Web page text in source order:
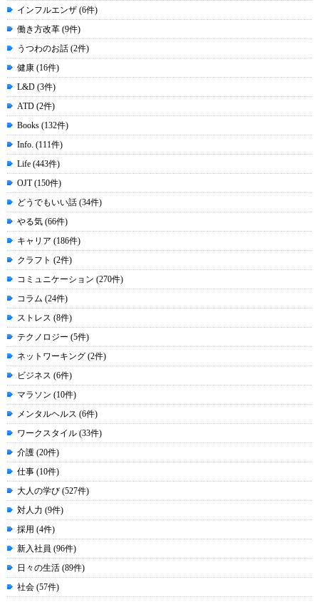
インフルエンザ (6件)
働き方改革 (9件)
うつわのお話 (2件)
健康 (16件)
L&D (3件)
ATD (2件)
Books (132件)
Info. (111件)
Life (443件)
OJT (150件)
どうでもいい話 (34件)
やる気 (66件)
キャリア (186件)
クラフト (2件)
コミュニケーション (270件)
コラム (24件)
ストレス (8件)
テクノロジー (5件)
ネットワーキング (2件)
ビジネス (6件)
マラソン (10件)
メンタルヘルス (6件)
ワークスタイル (33件)
介護 (20件)
仕事 (10件)
大人の学び (527件)
対人力 (9件)
採用 (4件)
新入社員 (96件)
日々の生活 (89件)
社会 (57件)